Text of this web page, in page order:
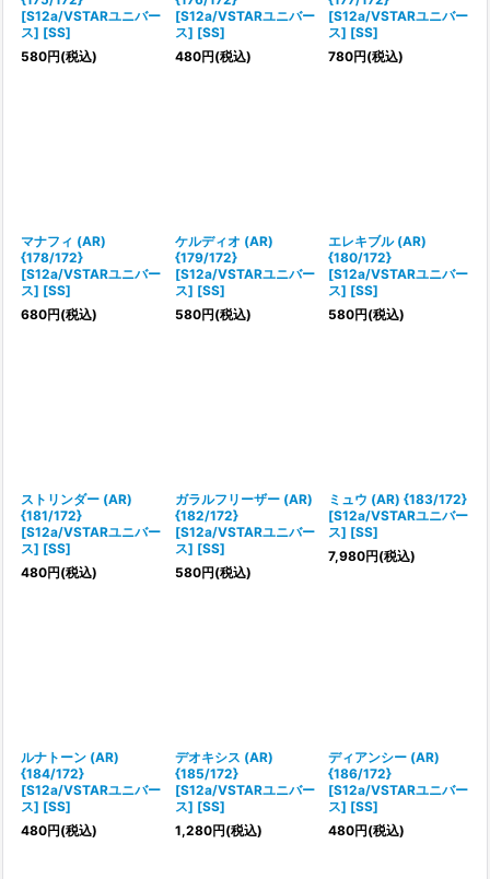
[S12a/VSTARユニバー
ス] [SS]
580円(税込)
[S12a/VSTARユニバー
ス] [SS]
480円(税込)
[S12a/VSTARユニバー
ス] [SS]
780円(税込)
マナフィ (AR)
{178/172}
[S12a/VSTARユニバー
ス] [SS]
680円(税込)
ケルディオ (AR)
{179/172}
[S12a/VSTARユニバー
ス] [SS]
580円(税込)
エレキブル (AR)
{180/172}
[S12a/VSTARユニバー
ス] [SS]
580円(税込)
ストリンダー (AR)
{181/172}
[S12a/VSTARユニバー
ス] [SS]
480円(税込)
ガラルフリーザー (AR)
{182/172}
[S12a/VSTARユニバー
ス] [SS]
580円(税込)
ミュウ (AR) {183/172}
[S12a/VSTARユニバー
ス] [SS]
7,980円(税込)
ルナトーン (AR)
{184/172}
[S12a/VSTARユニバー
ス] [SS]
480円(税込)
デオキシス (AR)
{185/172}
[S12a/VSTARユニバー
ス] [SS]
1,280円(税込)
ディアンシー (AR)
{186/172}
[S12a/VSTARユニバー
ス] [SS]
480円(税込)